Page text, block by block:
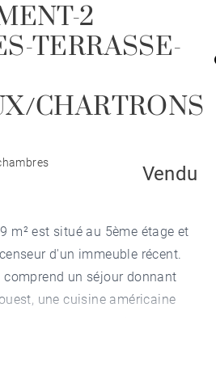
2
TERRASSE-
CHARTRONS
Vendu
m² est situé au 5ème étage et
d'un immeuble récent.
comprend un séjour donnant
une cuisine américaine
ouverte sur la terrasse,
d'eau. Deux places de parking